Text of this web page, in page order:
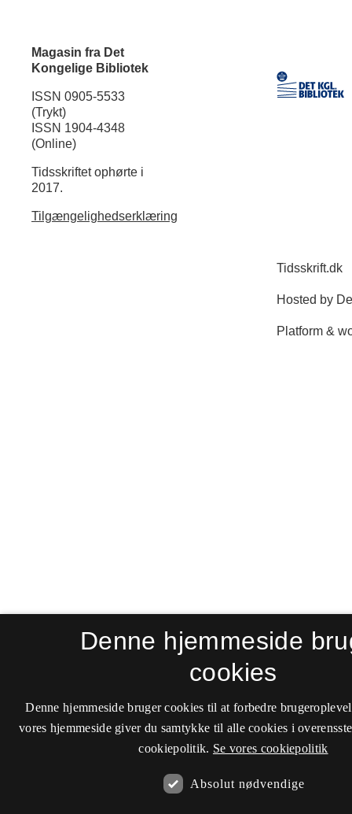
Magasin fra Det
Kongelige Bibliotek
ISSN 0905-5533
(Trykt)
ISSN 1904-4348
(Online)
Tidsskriftet ophørte i
2017.
Tilgængelighedserklæring
Denne hjemmeside
cookies
Denne hjemmeside bruger cookies til at forbedre
vores hjemmeside giver du samtykke til alle cookies i
cookiepolitik. Se vores cookiepolitik
Absolut nødvendige